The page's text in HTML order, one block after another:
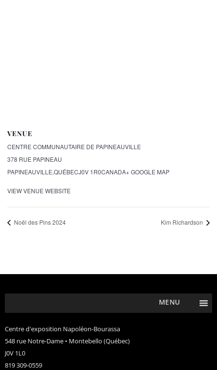
VENUE
CENTRE COMMUNAUTAIRE DE PAPINEAUVILLE
378 RUE PAPINEAU
PAPINEAUVILLE,QUÉBECJ0V 1R0CANADA+ GOOGLE MAP
VIEW VENUE WEBSITE
Noël des Pins 2024 Kim Richardson
MENU
Centre d'exposition Napoléon-Bourassa
548 rue Notre-Dame • Montebello (Québec)
J0V 1L0
819 309-0559